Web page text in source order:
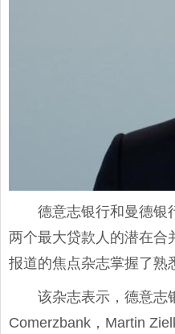
德意志银行和曼德银
两个最大贷款人的潜在合
报道的焦点杂志掌握了熟
该杂志表示，德意志
Comerzbank，Martin